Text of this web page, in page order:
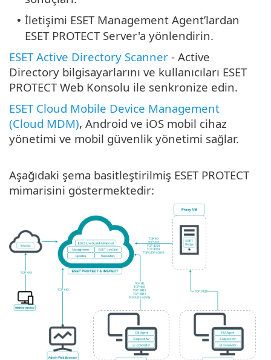
• İletişimi ESET Management Agent’lardan
ESET PROTECT Server'a yönlendirin.
ESET Active Directory Scanner - Active
Directory bilgisayarlarını ve kullanıcıları ESET
PROTECT Web Konsolu ile senkronize edin.
ESET Cloud Mobile Device Management
(Cloud MDM), Android ve iOS mobil cihaz
yönetimi ve mobil güvenlik yönetimi sağlar.
Aşağıdaki şema basitleştirilmiş ESET PROTECT
mimarisini göstermektedir: